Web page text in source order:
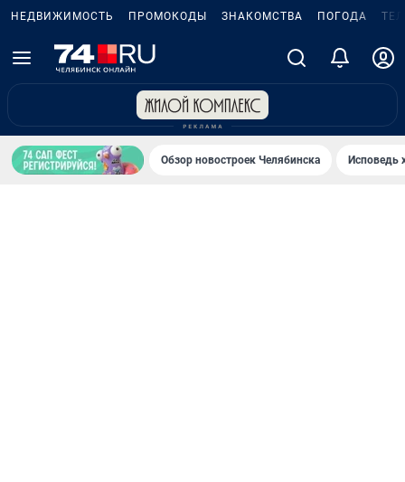
НЕДВИЖИМОСТЬ ПРОМОКОДЫ ЗНАКОМСТВА ПОГОДА
Обзор новостроек Челябинска Исповедь